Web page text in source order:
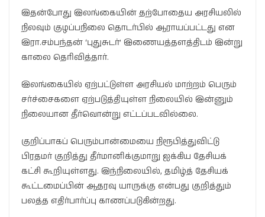
இதன்போது இலங்கையின் தற்போதைய அரசியலில்
நிலவும் குழப்பநிலை தொடர்பில் ஆராயப்பட்டது என
இரா.சம்பந்தன் ‘புதுசுடர்’ இணையத்தளத்திடம் இன்று
காலை தெரிவித்தார்.
இலங்கையில் ஏற்பட்டுள்ள அரசியல் மாற்றம் பெரும்
சர்ச்சைகளை ஏற்படுத்தியுள்ள நிலையில் இன்னும்
நிலையான தீர்வொன்று எட்டப்படவில்லை.
குறிப்பாகப் பெரும்பான்மையை நிரூபித்துவிட்டு
பிரதமர் குறித்து தீர்மானிக்குமாறு ஐக்கிய தேசியக்
கட்சி கூறியுள்ளது. இந்நிலையில், தமிழ்த் தேசியக்
கூட்டமைப்பின் ஆதரவு யாருக்கு என்பது குறித்தும்
பலத்த எதிர்பார்ப்பு காணப்படுகின்றது.